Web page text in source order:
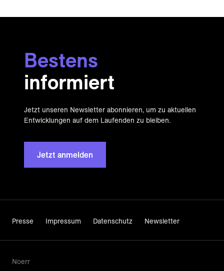
Bestens
informiert
Jetzt unseren Newsletter abonnieren, um zu aktuellen
Entwicklungen auf dem Laufenden zu bleiben.
Jetzt anmelden
Presse Impressum Datenschutz Newsletter
Noerr